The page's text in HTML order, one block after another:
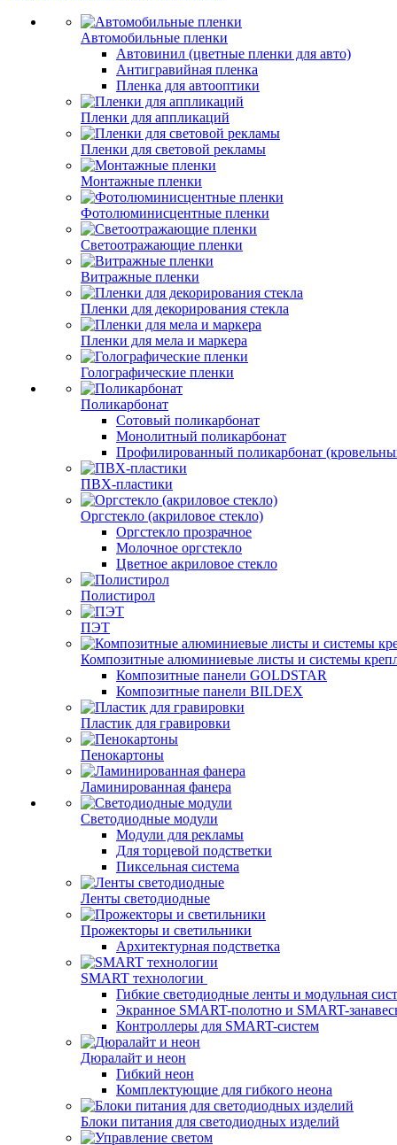
Автомобильные пленки
Автовинил (цветные пленки для авто)
Антигравийная пленка
Пленка для автооптики
Пленки для аппликаций
Пленки для световой рекламы
Монтажные пленки
Фотолюминисцентные пленки
Светоотражающие пленки
Витражные пленки
Пленки для декорирования стекла
Пленки для мела и маркера
Голографические пленки
Поликарбонат
Сотовый поликарбонат
Монолитный поликарбонат
Профилированный поликарбонат
ПВХ-пластики
Оргстекло (акриловое стекло)
Оргстекло прозрачное
Молочное оргстекло
Цветное акриловое стекло
Полистирол
ПЭТ
Композитные алюминиевые листы и системы
Композитные панели GOLDSTAR
Композитные панели BILDEX
Пластик для гравировки
Пенокартоны
Ламинированная фанера
Светодиодные модули
Модули для рекламы
Для торцевой подстветки
Пиксельная система
Ленты светодиодные
Прожекторы и светильники
Архитектурная подстветка
SMART технологии
Гибкие светодиодные ленты и модульная
Экранное SMART-полотно и SMART-
Контроллеры для SMART-систем
Дюралайт и неон
Гибкий неон
Комплектующие для гибкого неона
Блоки питания для светодиодных изделий